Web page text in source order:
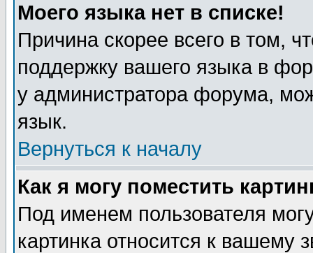
Моего языка нет в списке!
Причина скорее всего в том,
поддержку вашего языка в
у администратора форума,
язык.
Вернуться к началу
Как я могу поместить
Под именем пользователя
картинка относится к вашему